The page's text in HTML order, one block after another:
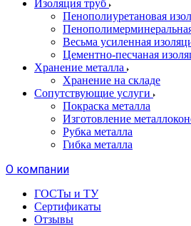
Изоляция труб
Пенополиуретановая
Весьма усиленная
Цементно-песчаная
Хранение металла
Хранение на складе
Сопутствующие услуги
Покраска металла
Изготовление
Рубка металла
Гибка металла
О компании
ГОСТы и ТУ
Сертификаты
Отзывы